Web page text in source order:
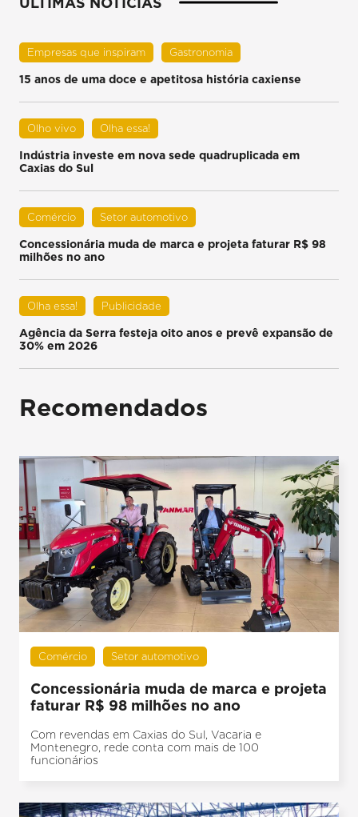
Empresas que inspiram Gastronomia
15 anos de uma doce e apetitosa história caxiense
Olho vivo Olha essa!
Indústria investe em nova sede quadruplicada em
Caxias do Sul
Comércio Setor automotivo
Concessionária muda de marca e projeta faturar R$ 98
milhões no ano
Olha essa! Publicidade
Agência da Serra festeja oito anos e prevê expansão de
30% em 2026
Recomendados
Comércio Setor automotivo
Concessionária muda de marca e projeta
faturar R$ 98 milhões no ano
Com revendas em Caxias do Sul, Vacaria e
Montenegro, rede conta com mais de 100
funcionários